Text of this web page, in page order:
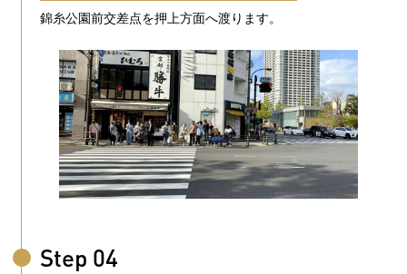
錦糸公園前交差点を押上方面へ渡ります。
Step 04